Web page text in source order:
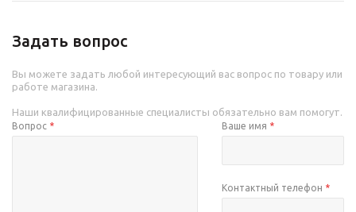
Задать вопрос
Вы можете задать любой интересующий вас вопрос по товару или
работе магазина.
Наши квалифицированные специалисты обязательно вам помогут.
Вопрос * Ваше имя *
Контактный телефон *